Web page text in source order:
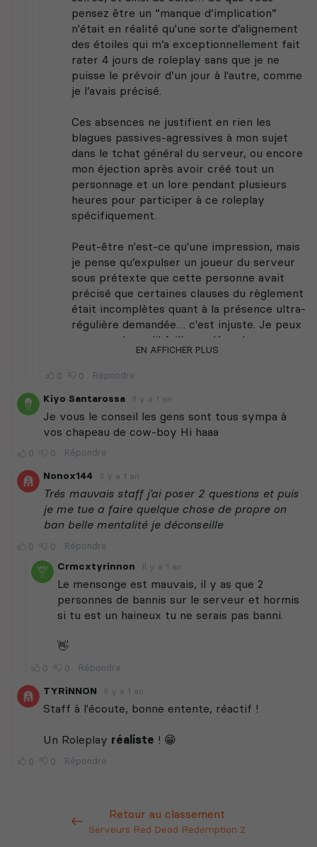
Retour au classement
Serveurs Red Dead Redemption 2